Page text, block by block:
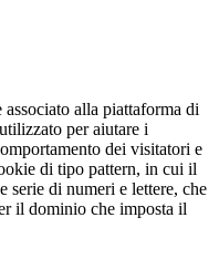
alla piattaforma di
per aiutare i
dei visitatori e
di tipo pattern, in cui il
serie di numeri e lettere, che
il dominio che imposta il